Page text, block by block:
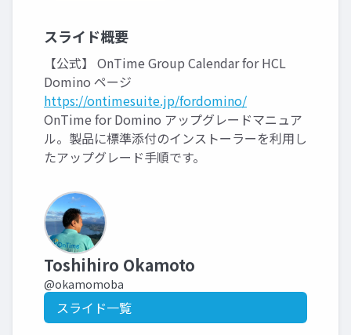
スライド概要
【公式】 OnTime Group Calendar for HCL
Domino ページ
https://ontimesuite.jp/fordomino/
OnTime for Domino アップグレードマニュア
ル。製品に標準添付のインストーラーを利用し
たアップグレード手順です。
Toshihiro Okamoto
@okamomoba
スライド一覧